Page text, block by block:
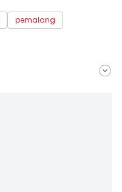
pemalang